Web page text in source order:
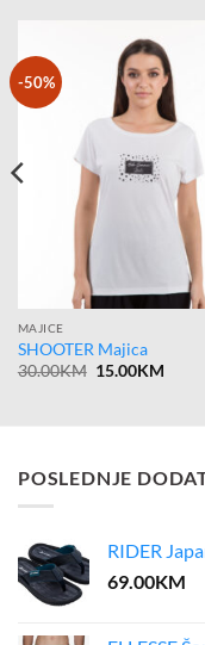
-50%
MAJICE
SHOOTER Majica
30.00KM Original
15.00KM
POSLEDNJE
RIDER
69.00KM